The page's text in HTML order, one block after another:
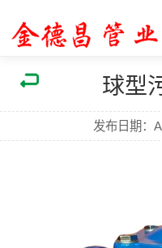
球型
发布日期：